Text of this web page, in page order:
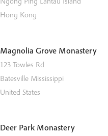
Hong Kong
Magnolia Grove Monastery
123 Towles Rd
Batesville Mississippi
United States
Deer Park Monastery